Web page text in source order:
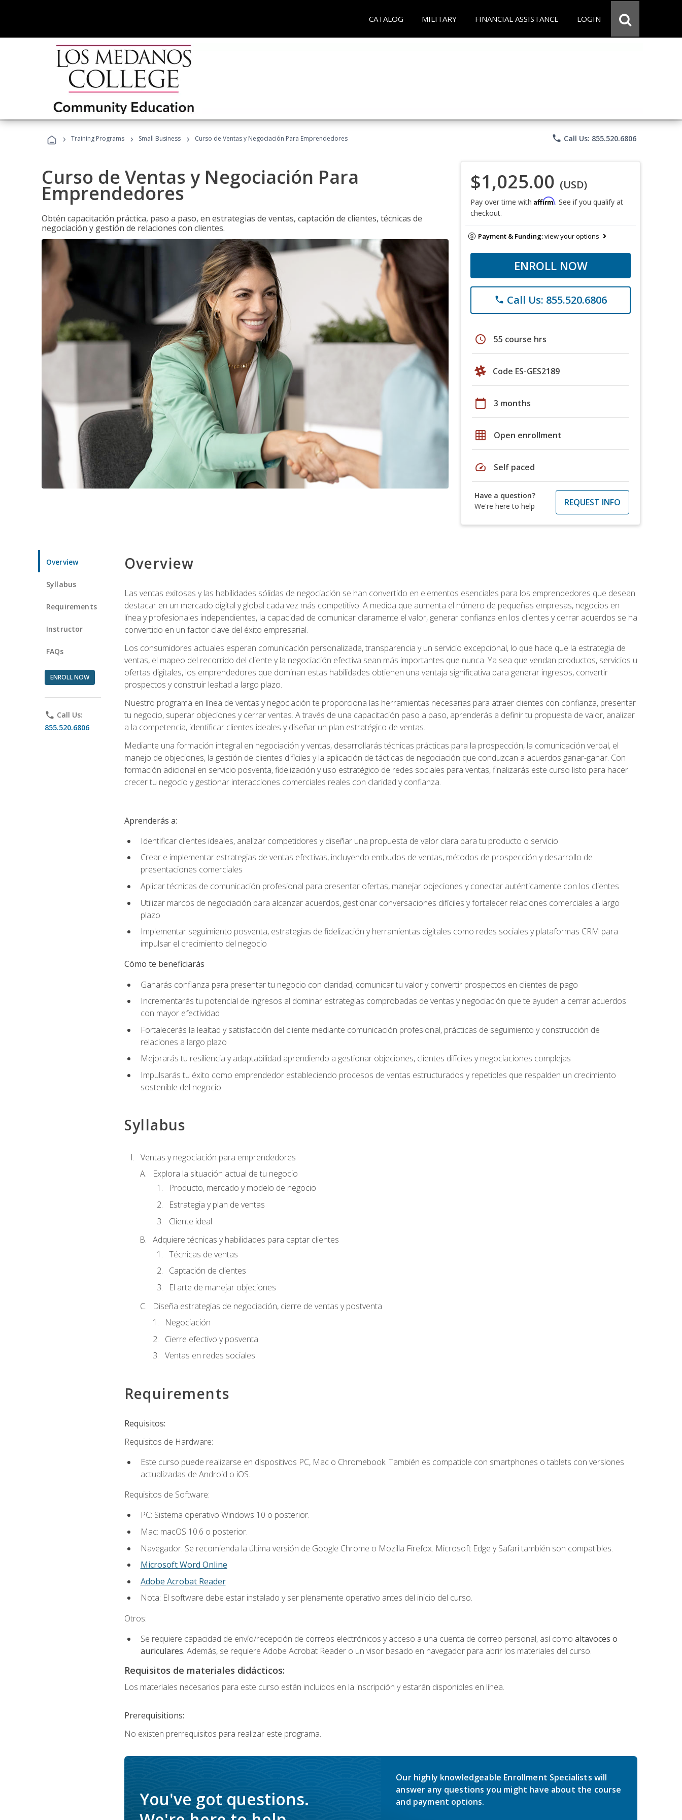
CATALOG MILITARY FINANCIAL ASSISTANCE LOGIN
› Training Programs › Small Business › Curso de Ventas y Negociación Para Emprendedores phone Call Us: 855.520.6806
Curso de Ventas y Negociación Para
Emprendedores
Obtén capacitación práctica, paso a paso, en estrategias de ventas, captación de clientes, técnicas de
negociación y gestión de relaciones con clientes.
$1,025.00 (USD)
Pay over time with Affirm. See if you qualify at
checkout.
Payment & Funding:view your options
ENROLL NOW
phone Call Us: 855.520.6806
schedule 55 course hrs
Code ES-GES2189
calendar_today 3 months
grid_on Open enrollment
speed Self paced
Have a question?
We're here to help
REQUEST INFO
Overview
Syllabus
Requirements
Instructor
FAQs
ENROLL NOW
phone Call Us:
855.520.6806
Overview
Las ventas exitosas y las habilidades sólidas de negociación se han convertido en elementos esenciales para los emprendedores que desean
destacar en un mercado digital y global cada vez más competitivo. A medida que aumenta el número de pequeñas empresas, negocios en
línea y profesionales independientes, la capacidad de comunicar claramente el valor, generar confianza en los clientes y cerrar acuerdos se ha
convertido en un factor clave del éxito empresarial.
Los consumidores actuales esperan comunicación personalizada, transparencia y un servicio excepcional, lo que hace que la estrategia de
ventas, el mapeo del recorrido del cliente y la negociación efectiva sean más importantes que nunca. Ya sea que vendan productos, servicios u
ofertas digitales, los emprendedores que dominan estas habilidades obtienen una ventaja significativa para generar ingresos, convertir
prospectos y construir lealtad a largo plazo.
Nuestro programa en línea de ventas y negociación te proporciona las herramientas necesarias para atraer clientes con confianza, presentar
tu negocio, superar objeciones y cerrar ventas. A través de una capacitación paso a paso, aprenderás a definir tu propuesta de valor, analizar
a la competencia, identificar clientes ideales y diseñar un plan estratégico de ventas.
Mediante una formación integral en negociación y ventas, desarrollarás técnicas prácticas para la prospección, la comunicación verbal, el
manejo de objeciones, la gestión de clientes difíciles y la aplicación de tácticas de negociación que conduzcan a acuerdos ganar-ganar. Con
formación adicional en servicio posventa, fidelización y uso estratégico de redes sociales para ventas, finalizarás este curso listo para hacer
crecer tu negocio y gestionar interacciones comerciales reales con claridad y confianza.
Aprenderás a:
Identificar clientes ideales, analizar competidores y diseñar una propuesta de valor clara para tu producto o servicio
Crear e implementar estrategias de ventas efectivas, incluyendo embudos de ventas, métodos de prospección y desarrollo de
presentaciones comerciales
Aplicar técnicas de comunicación profesional para presentar ofertas, manejar objeciones y conectar auténticamente con los clientes
Utilizar marcos de negociación para alcanzar acuerdos, gestionar conversaciones difíciles y fortalecer relaciones comerciales a largo
plazo
Implementar seguimiento posventa, estrategias de fidelización y herramientas digitales como redes sociales y plataformas CRM para
impulsar el crecimiento del negocio
Cómo te beneficiarás
Ganarás confianza para presentar tu negocio con claridad, comunicar tu valor y convertir prospectos en clientes de pago
Incrementarás tu potencial de ingresos al dominar estrategias comprobadas de ventas y negociación que te ayuden a cerrar acuerdos
con mayor efectividad
Fortalecerás la lealtad y satisfacción del cliente mediante comunicación profesional, prácticas de seguimiento y construcción de
relaciones a largo plazo
Mejorarás tu resiliencia y adaptabilidad aprendiendo a gestionar objeciones, clientes difíciles y negociaciones complejas
Impulsarás tu éxito como emprendedor estableciendo procesos de ventas estructurados y repetibles que respalden un crecimiento
sostenible del negocio
Syllabus
Ventas y negociación para emprendedores
Explora la situación actual de tu negocio
Producto, mercado y modelo de negocio
Estrategia y plan de ventas
Cliente ideal
Adquiere técnicas y habilidades para captar clientes
Técnicas de ventas
Captación de clientes
El arte de manejar objeciones
Diseña estrategias de negociación, cierre de ventas y postventa
Negociación
Cierre efectivo y posventa
Ventas en redes sociales
Requirements
Requisitos:
Requisitos de Hardware:
Este curso puede realizarse en dispositivos PC, Mac o Chromebook. También es compatible con smartphones o tablets con versiones
actualizadas de Android o iOS.
Requisitos de Software:
PC: Sistema operativo Windows 10 o posterior.
Mac: macOS 10.6 o posterior.
Navegador: Se recomienda la última versión de Google Chrome o Mozilla Firefox. Microsoft Edge y Safari también son compatibles.
Microsoft Word Online
Adobe Acrobat Reader
Nota: El software debe estar instalado y ser plenamente operativo antes del inicio del curso.
Otros:
Se requiere capacidad de envío/recepción de correos electrónicos y acceso a una cuenta de correo personal, así como altavoces o
auriculares. Además, se requiere Adobe Acrobat Reader o un visor basado en navegador para abrir los materiales del curso.
Requisitos de materiales didácticos:
Los materiales necesarios para este curso están incluidos en la inscripción y estarán disponibles en línea.
Prerequisitions:
No existen prerrequisitos para realizar este programa.
You've got questions.
Our highly knowledgeable Enrollment Specialists will
answer any questions you might have about the course
and payment options.